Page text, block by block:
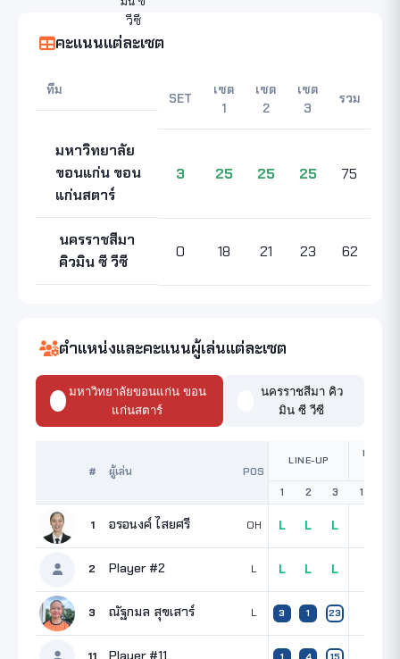
คะแนนแต่ละเซต
ทีม
SET
เซต
1
เซต
2
เซต
3
รวม
มหาวิทยาลัย
ขอนแก่น ขอน
แก่นสตาร์
3 25 25 25 75
นครราชสีมา
คิวมิน ซี วีซี
0 18 21 23 62
ตำแหน่งและคะแนนผู้เล่นแต่ละเซต
มหาวิทยาลัยขอนแก่น ขอน
แก่นสตาร์
นครราชสีมา คิว
มิน ซี วีซี
# ผู้เล่น POS
LINE-UP
1 2 3 1
1 อรอนงค์ ไสยศรี OH L L L
2 Player #2 L L L L
3 ณัฐกมล สุขเสาร์ L 3 1 23
Player #11